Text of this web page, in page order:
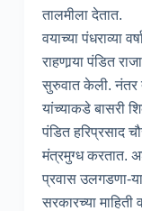
तालमीला देतात.
वयाच्या पंधराव्या
राहणार्‍या पंडित
सुरुवात केली. नंतर
यांच्याकडे बासरी
पंडित हरिप्रसाद
मंत्रमुग्ध करतात.
प्रवास उलगडणा-
सरकारच्या